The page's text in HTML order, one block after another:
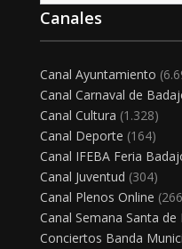
Canales
Canal Ayuntamiento
Canal Carnaval de
Canal Cultura (1.328)
Canal Deporte (164)
Canal IFEBA Feria
Canal Juventud (304)
Canal Plenos Online
Canal Semana Santa
Conciertos Banda